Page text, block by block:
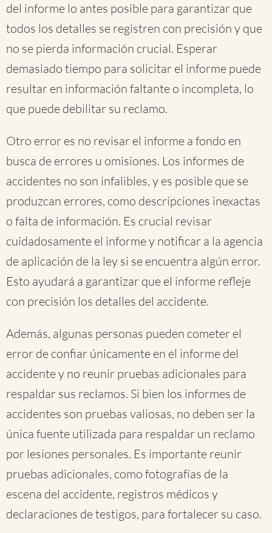
del informe lo antes posible para garantizar que
todos los detalles se registren con precisión y que
no se pierda información crucial. Esperar
demasiado tiempo para solicitar el informe puede
resultar en información faltante o incompleta, lo
que puede debilitar su reclamo.
Otro error es no revisar el informe a fondo en
busca de errores u omisiones. Los informes de
accidentes no son infalibles, y es posible que se
produzcan errores, como descripciones inexactas
o falta de información. Es crucial revisar
cuidadosamente el informe y notificar a la agencia
de aplicación de la ley si se encuentra algún error.
Esto ayudará a garantizar que el informe refleje
con precisión los detalles del accidente.
Además, algunas personas pueden cometer el
error de confiar únicamente en el informe del
accidente y no reunir pruebas adicionales para
respaldar sus reclamos. Si bien los informes de
accidentes son pruebas valiosas, no deben ser la
única fuente utilizada para respaldar un reclamo
por lesiones personales. Es importante reunir
pruebas adicionales, como fotografías de la
escena del accidente, registros médicos y
declaraciones de testigos, para fortalecer su caso.